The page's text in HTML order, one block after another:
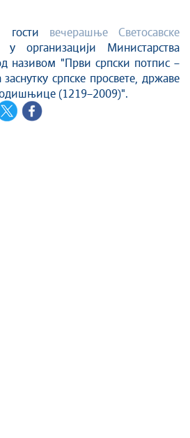
гости вечерашње Светосавске
у организацији Министарства
називом "Први српски потпис –
српске просвете, државе
(1219–2009)".